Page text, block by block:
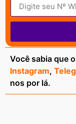
Você sabia que
Instagram,
nos por lá.